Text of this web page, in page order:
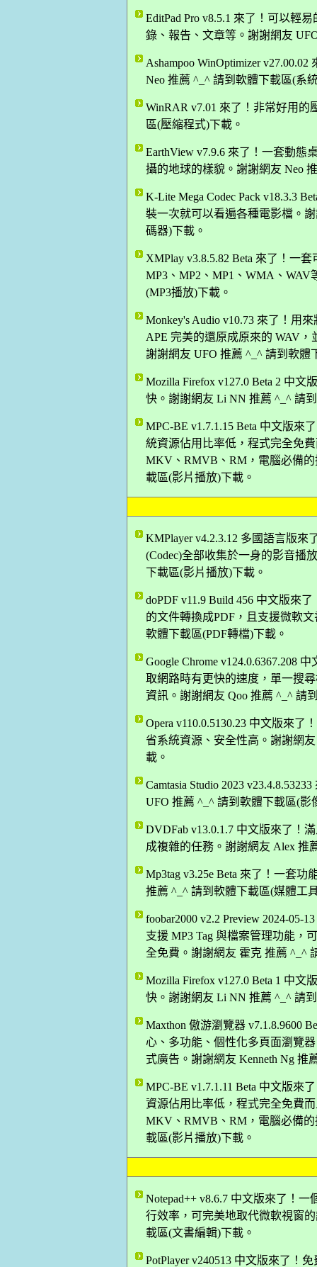
EditPad Pro v8.5.1 來了！可以輕
錄、報告、文章等。謝謝網友
Ashampoo WinOptimizer
Neo 推薦 ^_^ 請到軟體下載區(系
WinRAR v7.01 來了！非常好用
區(壓縮程式)下載。
EarthView v7.9.6 來了！一套動態
攝的地球的樣貌。謝謝網友 Neo
K-Lite Mega Codec Pack v18.3.3
裝一次就可以看遍各種電影檔。
碼器)下載。
XMPlay v3.8.5.82 Beta 來了！一
MP3、MP2、MP1、WMA、
(MP3播放)下載。
Monkey's Audio v10.73 來了！用
APE 完美的還原成原來的 WAV，
謝謝網友 UFO 推薦 ^_^ 請到軟體
Mozilla Firefox v127.0 Beta 2 中
快。謝謝網友 Li NN 推薦 ^_^ 請
MPC-BE v1.7.1.15 Beta 中文版來
統資源佔用比率低，程式完全免
MKV、RMVB、RM，電腦必備
載區(影片播放)下載。
KMPlayer v4.2.3.12 多國語言版
(Codec)全部收集於一身的影音播
下載區(影片播放)下載。
doPDF v11.9 Build 456 中文版來
的文件轉換成PDF，且支援微軟
軟體下載區(PDF轉檔)下載。
Google Chrome v124.0.6367.208
取網路時有更快的速度，單一搜
資訊。謝謝網友 Qoo 推薦 ^_^ 請
Opera v110.0.5130.23 中文版來
省系統資源、安全性高。謝謝網
載。
Camtasia Studio 2023
UFO 推薦 ^_^ 請到軟體下載區(影
DVDFab v13.0.1.7 中文版來了！
成複雜的任務。謝謝網友 Alex 推
Mp3tag v3.25e Beta 來了！一套
推薦 ^_^ 請到軟體下載區(媒體工
foobar2000 v2.2 Preview 2024-
支援 MP3 Tag 與檔案管理功能，
全免費。謝謝網友 霍克 推薦 ^_^
Mozilla Firefox v127.0 Beta 1 中
快。謝謝網友 Li NN 推薦 ^_^ 請
Maxthon 傲游瀏覽器 v7.1.8.9600
心、多功能、個性化多頁面瀏覽
式廣告。謝謝網友 Kenneth Ng 推
MPC-BE v1.7.1.11 Beta 中文版來
資源佔用比率低，程式完全免費
MKV、RMVB、RM，電腦必備
載區(影片播放)下載。
Notepad++ v8.6.7 中文版來了！
行效率，可完美地取代微軟視窗
載區(文書編輯)下載。
PotPlayer v240513 中文版來了！